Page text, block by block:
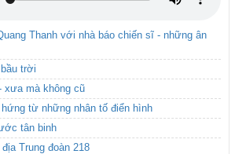
Thanh với nhà báo chiến sĩ - những ân
trời
xưa mà không cũ
từ những nhân tố điển hình
tân binh
Trung đoàn 218